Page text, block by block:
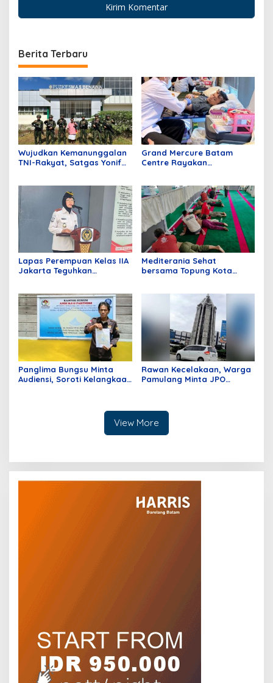
Berita Terbaru
Wujudkan Kemanunggalan
TNI-Rakyat, Satgas Yonif
Benawa
Grand Mercure Batam
Centre Rayakan
Kumpulkan 40 Kantong
Darah
Lapas Perempuan Kelas IIA
Jakarta Teguhkan
Ikrar Bersama
Mediterania Sehat
bersama Topung Kota
Panglima Bungsu Minta
Audiensi, Soroti Kelangkaan
Rawan Kecelakaan, Warga
Pamulang Minta JPO
View More